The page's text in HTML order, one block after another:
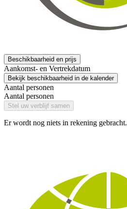
Beschikbaarheid en prijs
Aankomst- en Vertrekdatum
Bekijk beschikbaarheid in de kalender
Aantal personen
Aantal personen
Stel uw verblijf samen
Er wordt nog niets in rekening gebracht.